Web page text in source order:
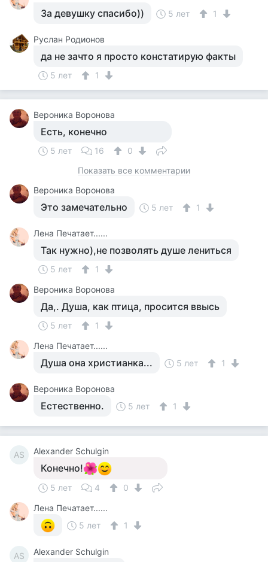
За девушку спасибо)) 5 лет 1
Руслан Родионов
да не зачто я просто констатирую факты
5 лет 1
Вероника Воронова
Есть, конечно
5 лет 16
0
Показать все комментарии
Вероника Воронова
Это замечательно 5 лет 1
Лена Печатает......
Так нужно),не позволять душе лениться
5 лет
1
Вероника Воронова
Да,. Душа, как птица, просится ввысь
5 лет
1
Лена Печатает......
Душа она христианка... 5 лет 1
Вероника Воронова
Естественно. 5 лет 1
AS Alexander Schulgin
Конечно!
5 лет 4
0
Лена Печатает......
5 лет
1
AS Alexander Schulgin